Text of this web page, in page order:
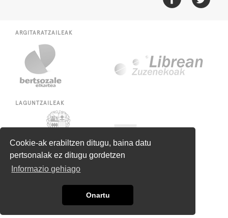
Cookie-ak erabiltzen ditugu, baina datu
pertsonalak ez ditugu gordetzen
Informazio gehiago
Onartu
ARGITARATZAILEAK
LAGUNTZAILEAK